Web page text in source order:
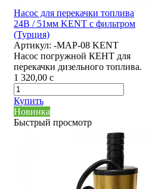
Насос для перекачки топлива
24В / 51мм KENT с фильтром
(Турция)
Артикул: -MAP-08 KENT
Насос погружной КЕНТ для
перекачки дизельного топлива.
1 320,00 c
Купить
Новинка
Быстрый просмотр